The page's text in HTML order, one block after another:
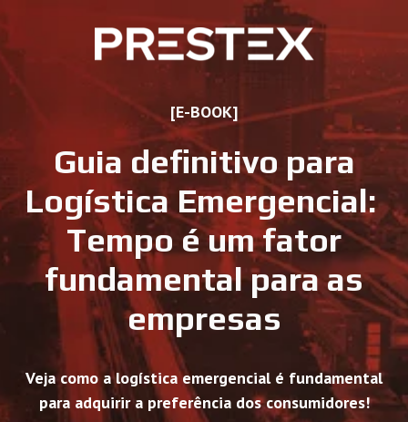
[E-BOOK]
Guia definitivo para
Logística Emergencial:
Tempo é um fator
fundamental para as
empresas
Veja como a logística emergencial é fundamental
para adquirir a preferência dos consumidores!